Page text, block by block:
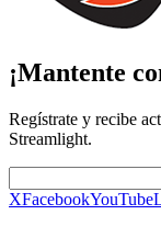
¡Mantente
Regístrate y recibe
Streamlight.
XFacebookYouTube